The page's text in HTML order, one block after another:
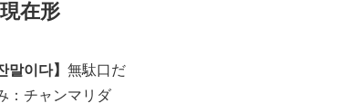
現在形
말이다】 無駄口だ
：チャンマリダ